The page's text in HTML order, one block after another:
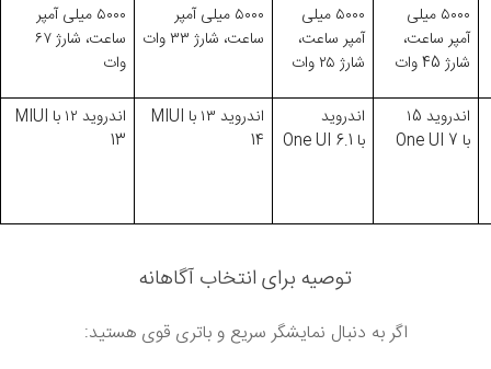
۵۰۰۰ میلی
آمپر ساعت،
شارژ 45 وات
۵۰۰۰ میلی
آمپر ساعت،
شارژ ۲۵ وات
۵۰۰۰ میلی آمپر
ساعت، شارژ ۳۳وات
۵۰۰۰ میلی آمپر
ساعت، شارژ۶۷
وات
اندروید ۱5
با One UI 7
اندروید
با One UI 6.1
اندروید ۱۳ با MIUI
14
اندروید ۱۲ با MIUI
13
توصیه برای انتخاب آگاهانه
اگر به دنبال نمایشگر سریع و باتری قوی هستید: